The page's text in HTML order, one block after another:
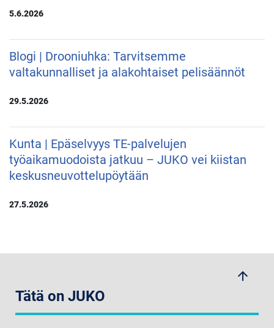
5.6.2026
Blogi | Drooniuhka: Tarvitsemme
valtakunnalliset ja alakohtaiset pelisäännöt
29.5.2026
Kunta | Epäselvyys TE-palvelujen
työaikamuodoista jatkuu – JUKO vei kiistan
keskusneuvottelupöytään
27.5.2026
arrow_upwards
Tätä on JUKO